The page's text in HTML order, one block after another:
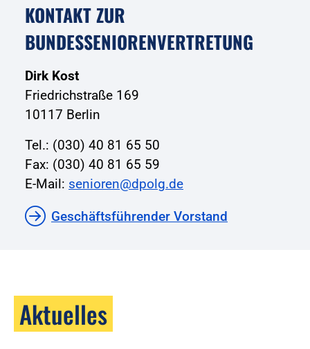
KONTAKT ZUR
BUNDESSENIORENVERTRETUNG
Dirk Kost
Friedrichstraße 169
10117 Berlin
Tel.: (030) 40 81 65 50
Fax: (030) 40 81 65 59
E-Mail: senioren@dpolg.de
Geschäftsführender Vorstand
Aktuelles